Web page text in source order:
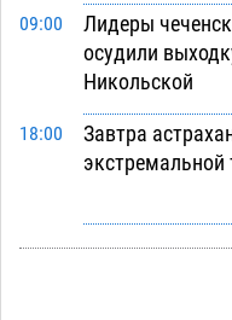
09:00
Лидеры
осудили
Никольской
18:00
Завтра
экстремальной
17:09
Астраханский
плодородию